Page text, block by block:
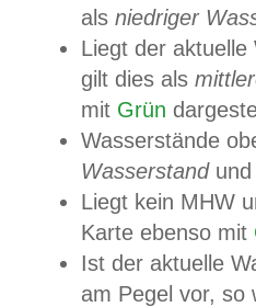
als niedriger
Liegt der
gilt dies als
mit Grün
Wasserstände
Wasserstandund
Liegt kein MHW
Karte ebenso mit
Ist der aktuelle
am Pegel vor,